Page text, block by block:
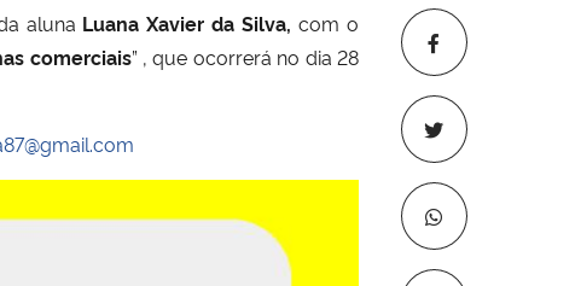
aluna Luana Xavier da Silva,com o
comerciais” , que ocorrerá no dia 28